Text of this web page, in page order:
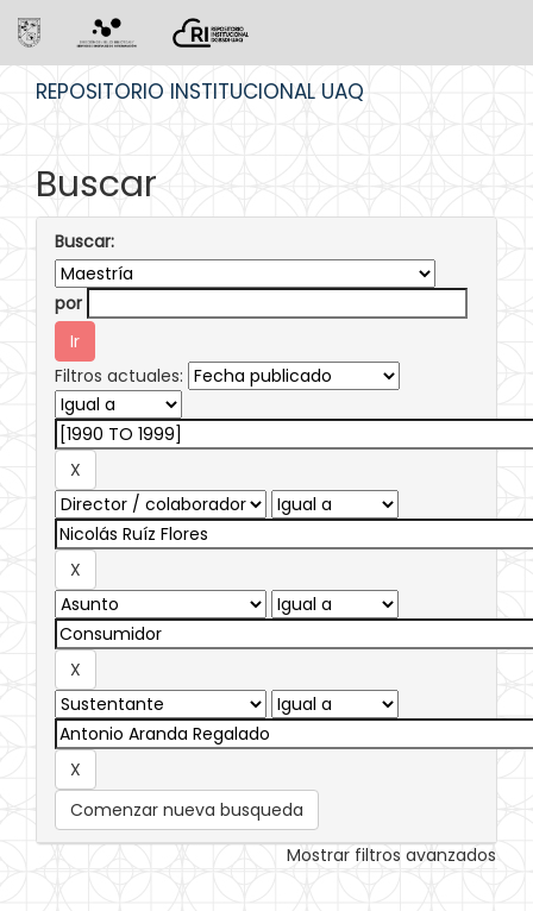
REPOSITORIO INSTITUCIONAL UAQ
Buscar
Buscar:
por
Filtros actuales:
Comenzar nueva busqueda
Mostrar filtros avanzados